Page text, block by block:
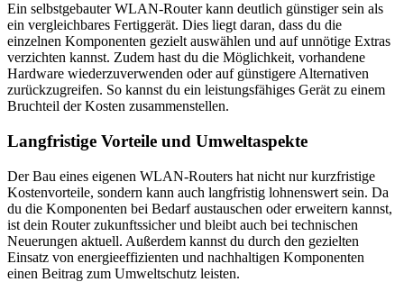
Ein selbstgebauter WLAN-Router kann deutlich günstiger sein als
ein vergleichbares Fertiggerät. Dies liegt daran, dass du die
einzelnen Komponenten gezielt auswählen und auf unnötige Extras
verzichten kannst. Zudem hast du die Möglichkeit, vorhandene
Hardware wiederzuverwenden oder auf günstigere Alternativen
zurückzugreifen. So kannst du ein leistungsfähiges Gerät zu einem
Bruchteil der Kosten zusammenstellen.
Langfristige Vorteile und Umweltaspekte
Der Bau eines eigenen WLAN-Routers hat nicht nur kurzfristige
Kostenvorteile, sondern kann auch langfristig lohnenswert sein. Da
du die Komponenten bei Bedarf austauschen oder erweitern kannst,
ist dein Router zukunftssicher und bleibt auch bei technischen
Neuerungen aktuell. Außerdem kannst du durch den gezielten
Einsatz von energieeffizienten und nachhaltigen Komponenten
einen Beitrag zum Umweltschutz leisten.